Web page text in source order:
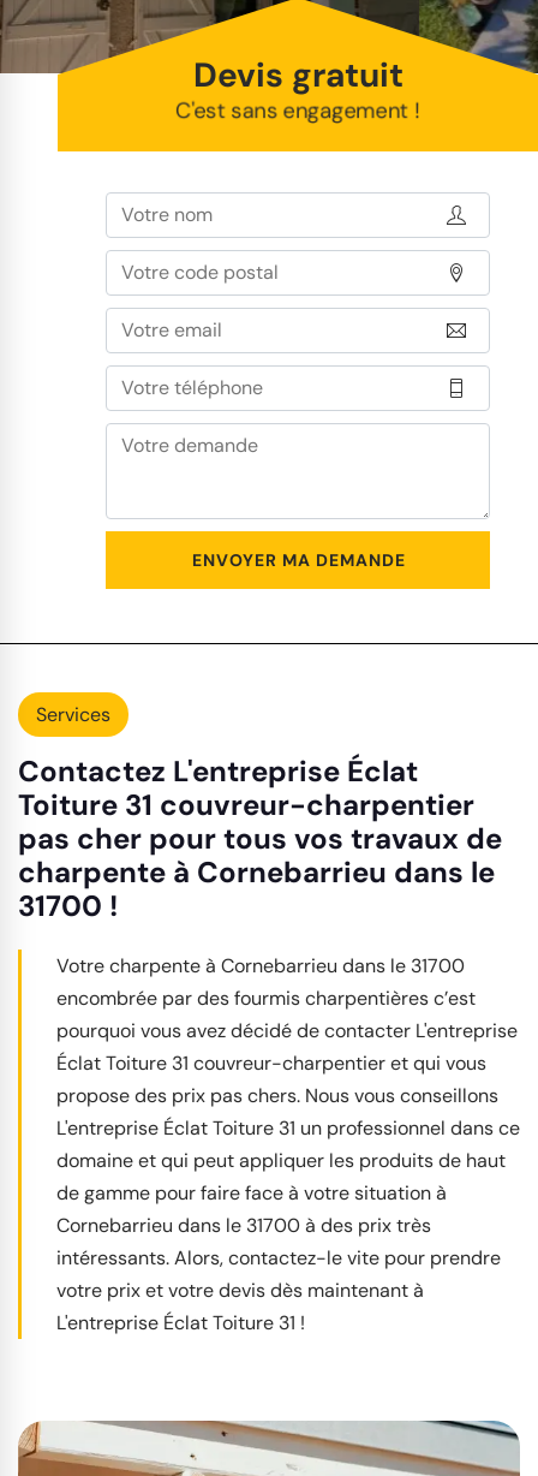
Devis gratuit
C'est sans engagement !
Services
Contactez L'entreprise Éclat
Toiture 31 couvreur-charpentier
pas cher pour tous vos travaux de
charpente à Cornebarrieu dans le
31700 !
Votre charpente à Cornebarrieu dans le 31700
encombrée par des fourmis charpentières c’est
pourquoi vous avez décidé de contacter L'entreprise
Éclat Toiture 31 couvreur-charpentier et qui vous
propose des prix pas chers. Nous vous conseillons
L'entreprise Éclat Toiture 31 un professionnel dans ce
domaine et qui peut appliquer les produits de haut
de gamme pour faire face à votre situation à
Cornebarrieu dans le 31700 à des prix très
intéressants. Alors, contactez-le vite pour prendre
votre prix et votre devis dès maintenant à
L'entreprise Éclat Toiture 31 !